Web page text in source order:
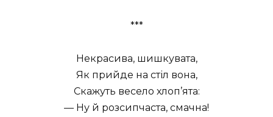
***
Некрасива, шишкувата,
Як прийде на стіл вона,
Скажуть весело хлоп’ята:
— Ну й розсипчаста, смачна!